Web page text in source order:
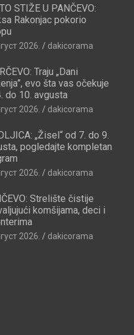
STIŽE U PANČEVO:
Rakonjac pokorio
2026. dakicorama
Traju „Dani
evo šta vas očekuje
do 10. avgusta
2026. dakicorama
„Žisel“ od 7. do 9.
pogledajte kompletan
2026. dakicorama
Strelište čistije
komšijama, deci i
2026. dakicorama